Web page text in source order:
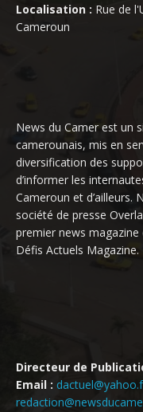
Localisation : Rue de
Cameroun
News du Camer est un
camerounais, mis en
diversification des
d’informer les
Cameroun et d’ailleurs.
société de presse
premier news
Défis Actuels Magazine.
Directeur de
Email :